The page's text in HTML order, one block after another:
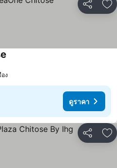
แชร์ เ
ง
ดูราคา
แชร์ เ